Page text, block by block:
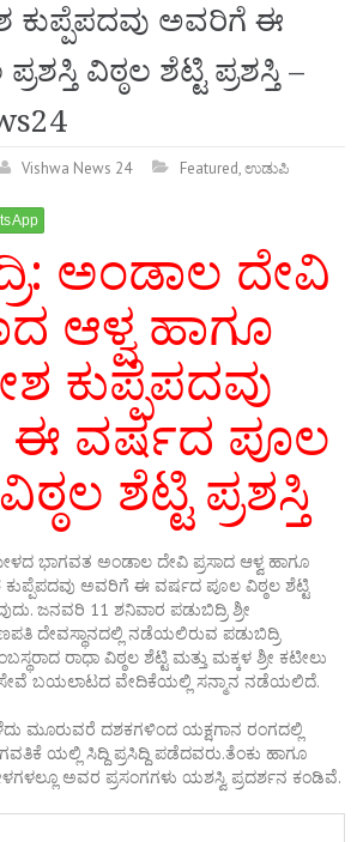
ಕುಪ್ಪೆಪದವು ಅವರಿಗೆ ಈ
ವಿಠ್ಠಲ ಶೆಟ್ಟಿ ಪ್ರಶಸ್ತಿ –
Vishwa News 24 Featured,ಉಡುಪಿ
ಅಂಡಾಲ ದೇವಿ
ಆಳ್ವ ಹಾಗೂ
ಕುಪ್ಪೆಪದವು
ಈ ವರ್ಷದ ಪೂಲ
ಶೆಟ್ಟಿ ಪ್ರಶಸ್ತಿ
ಭಾಗವತ ಅಂಡಾಲ ದೇವಿ ಪ್ರಸಾದ ಆಳ್ವ ಹಾಗೂ
ಕುಪ್ಪೆಪದವು ಅವರಿಗೆ ಈ ವರ್ಷದ ಪೂಲ ವಿಠ್ಠಲ ಶೆಟ್ಟಿ
ಜನವರಿ 11 ಶನಿವಾರ ಪಡುಬಿದ್ರಿ ಶ್ರೀ
ದೇವಸ್ಥಾನದಲ್ಲಿ ನಡೆಯಲಿರುವ ಪಡುಬಿದ್ರಿ
ರಾಧಾ ವಿಠ್ಠಲ ಶೆಟ್ಟಿ ಮತ್ತು ಮಕ್ಕಳ ಶ್ರೀ ಕಟೀಲು
ಬಯಲಾಟದ ವೇದಿಕೆಯಲ್ಲಿ ಸನ್ಮಾನ ನಡೆಯಲಿದೆ.
ಮೂರುವರೆ ದಶಕಗಳಿಂದ ಯಕ್ಷಗಾನ ರಂಗದಲ್ಲಿ
ಯಲ್ಲಿ ಸಿದ್ದಿ ಪ್ರಸಿದ್ದಿ ಪಡೆದವರು.ತೆಂಕು ಹಾಗೂ
ಅವರ ಪ್ರಸಂಗಗಳು ಯಶಸ್ವಿ ಪ್ರದರ್ಶನ ಕಂಡಿವೆ.